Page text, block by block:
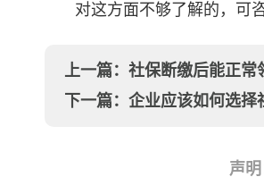
对这方面不够了解的，可
上一篇： 社保断缴后能正常
下一篇： 企业应该如何选择
声